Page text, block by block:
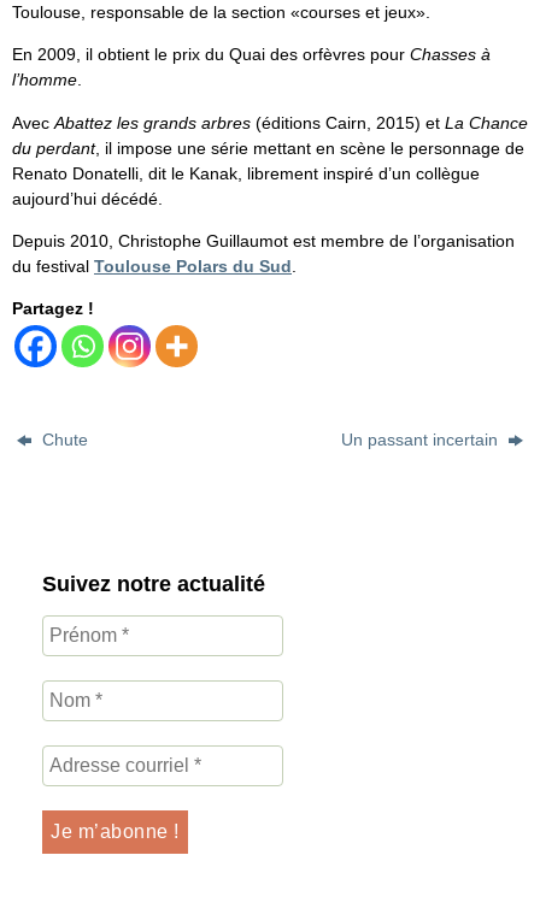
Toulouse, responsable de la section «courses et jeux».
En 2009, il obtient le prix du Quai des orfèvres pour Chasses à
l’homme
Avec Abattez les grands arbres (éditions Cairn, 2015) et La Chance
du perdant, il impose une série mettant en scène le personnage de
Renato Donatelli, dit le Kanak, librement inspiré d’un collègue
aujourd’hui décédé.
Depuis 2010, Christophe Guillaumot est membre de l’organisation
du festival Toulouse Polars du Sud
Partagez !
Chute Un passant incertain
Suivez notre actualité